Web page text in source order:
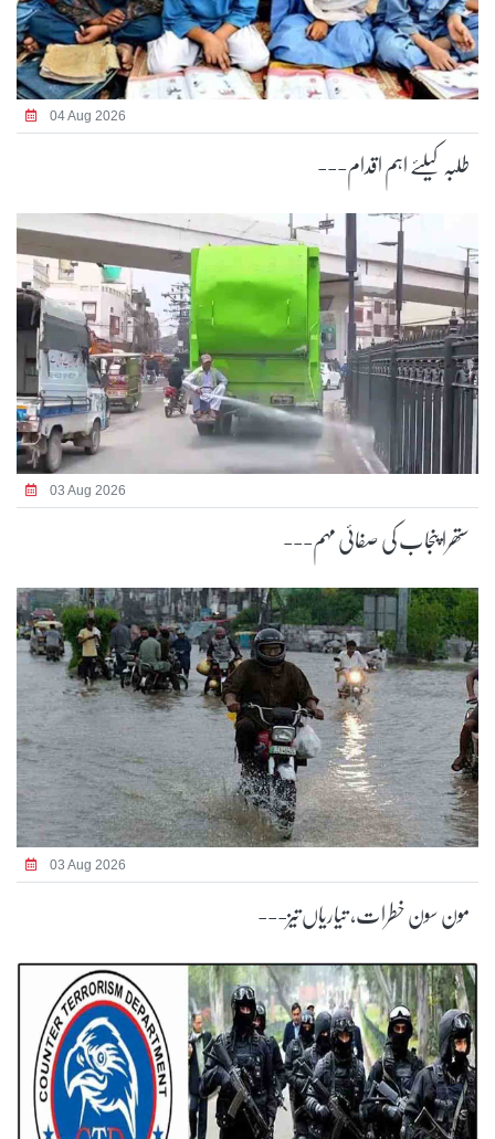
04 Aug 2026
طلبہ کیلئے اہم اقدام---
03 Aug 2026
ستھرا پنجاب کی صفائی مہم---
03 Aug 2026
مون سون خطرات، تیاریاں تیز---